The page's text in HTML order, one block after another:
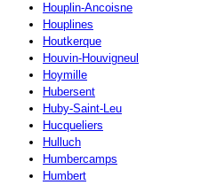
Houplin-Ancoisne
Houplines
Houtkerque
Houvin-Houvigneul
Hoymille
Hubersent
Huby-Saint-Leu
Hucqueliers
Hulluch
Humbercamps
Humbert